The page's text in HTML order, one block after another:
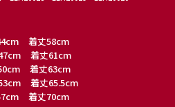
着丈58cm
着丈61cm
着丈63cm
着丈65.5cm
着丈70cm